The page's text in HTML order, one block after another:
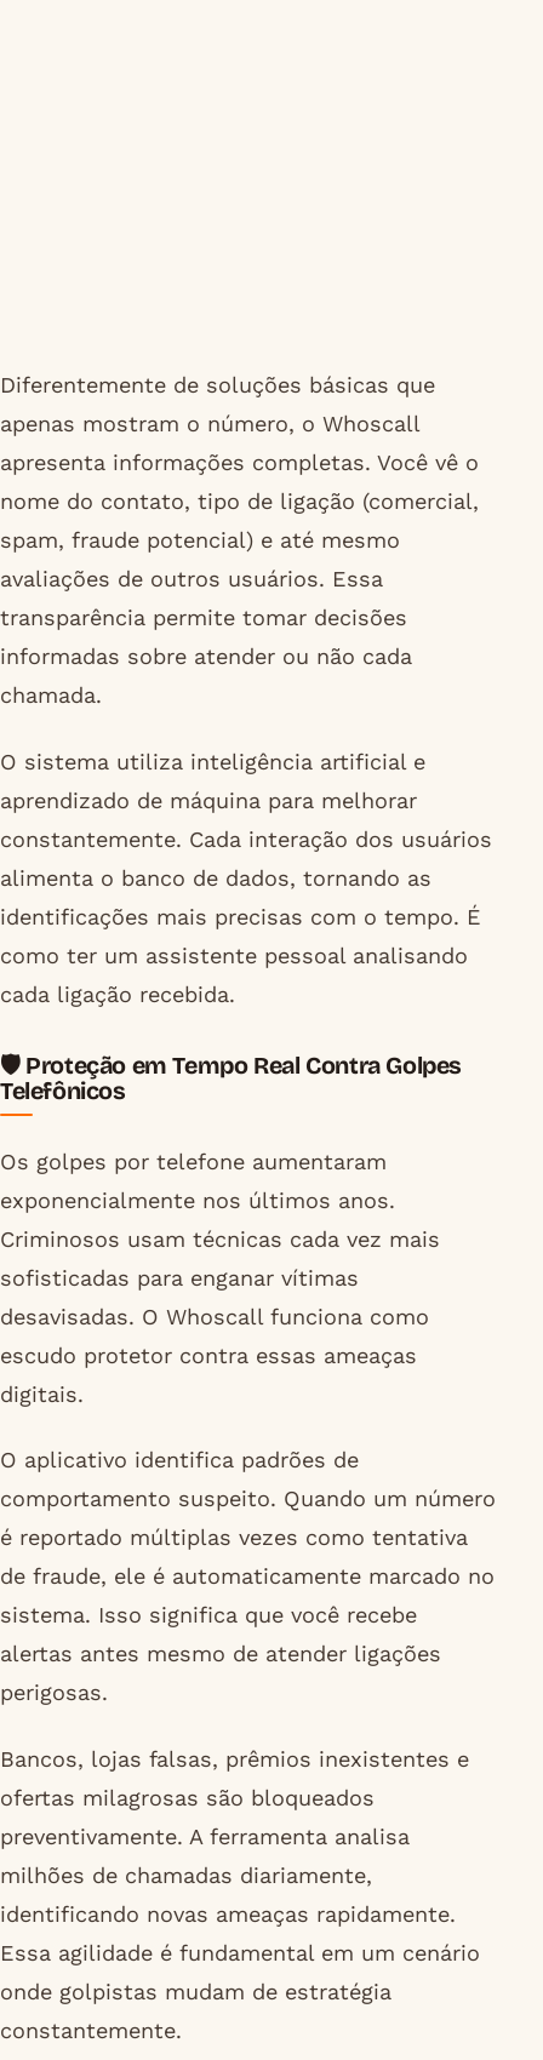
Diferentemente de soluções básicas que
apenas mostram o número, o Whoscall
apresenta informações completas. Você vê o
nome do contato, tipo de ligação (comercial,
spam, fraude potencial) e até mesmo
avaliações de outros usuários. Essa
transparência permite tomar decisões
informadas sobre atender ou não cada
chamada.
O sistema utiliza inteligência artificial e
aprendizado de máquina para melhorar
constantemente. Cada interação dos usuários
alimenta o banco de dados, tornando as
identificações mais precisas com o tempo. É
como ter um assistente pessoal analisando
cada ligação recebida.
🛡️ Proteção em Tempo Real Contra Golpes
Telefônicos
Os golpes por telefone aumentaram
exponencialmente nos últimos anos.
Criminosos usam técnicas cada vez mais
sofisticadas para enganar vítimas
desavisadas. O Whoscall funciona como
escudo protetor contra essas ameaças
digitais.
O aplicativo identifica padrões de
comportamento suspeito. Quando um número
é reportado múltiplas vezes como tentativa
de fraude, ele é automaticamente marcado no
sistema. Isso significa que você recebe
alertas antes mesmo de atender ligações
perigosas.
Bancos, lojas falsas, prêmios inexistentes e
ofertas milagrosas são bloqueados
preventivamente. A ferramenta analisa
milhões de chamadas diariamente,
identificando novas ameaças rapidamente.
Essa agilidade é fundamental em um cenário
onde golpistas mudam de estratégia
constantemente.